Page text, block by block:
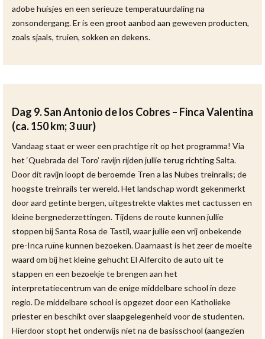
adobe huisjes en een serieuze temperatuurdaling na
zonsondergang. Er is een groot aanbod aan geweven producten,
zoals sjaals, truien, sokken en dekens.
Dag 9. San Antonio de los Cobres – Finca Valentina
(ca. 150 km; 3 uur)
Vandaag staat er weer een prachtige rit op het programma! Via
het ‘Quebrada del Toro’ ravijn rijden jullie terug richting Salta.
Door dit ravijn loopt de beroemde Tren a las Nubes treinrails; de
hoogste treinrails ter wereld. Het landschap wordt gekenmerkt
door aard getinte bergen, uitgestrekte vlaktes met cactussen en
kleine bergnederzettingen. Tijdens de route kunnen jullie
stoppen bij Santa Rosa de Tastil, waar jullie een vrij onbekende
pre-Inca ruïne kunnen bezoeken. Daarnaast is het zeer de moeite
waard om bij het kleine gehucht El Alfercito de auto uit te
stappen en een bezoekje te brengen aan het
interpretatiecentrum van de enige middelbare school in deze
regio. De middelbare school is opgezet door een Katholieke
priester en beschikt over slaapgelegenheid voor de studenten.
Hierdoor stopt het onderwijs niet na de basisschool (aangezien